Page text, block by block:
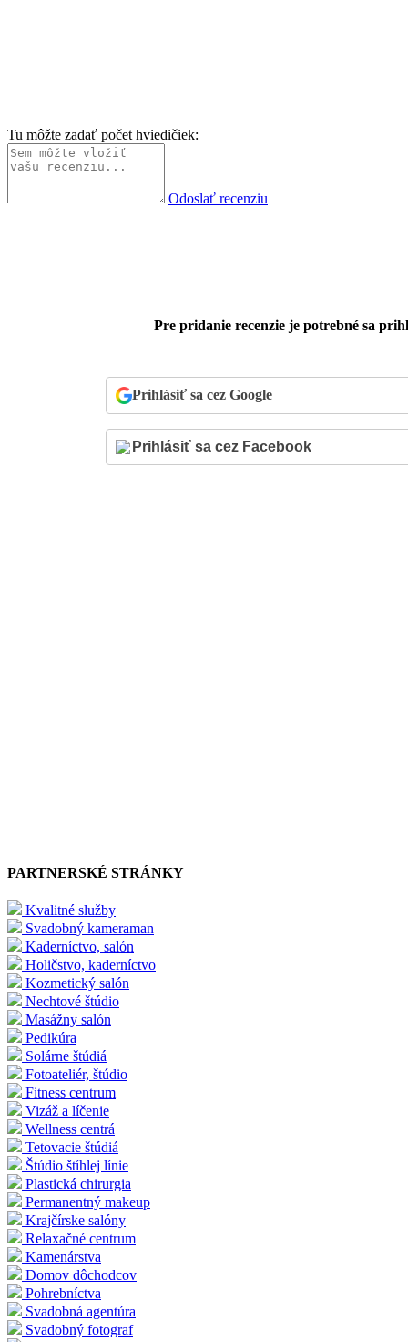
Tu môžte zadať počet hviedičiek:
Odoslať recenziu
Pre pridanie recenzie je potrebné sa
Prihlásiť sa cez Google
PARTNERSKÉ STRÁNKY
Kvalitné služby
Svadobný kameraman
Kaderníctvo, salón
Holičstvo, kaderníctvo
Kozmetický salón
Nechtové štúdio
Masážny salón
Pedikúra
Solárne štúdiá
Fotoateliér, štúdio
Fitness centrum
Vizáž a líčenie
Wellness centrá
Tetovacie štúdiá
Štúdio štíhlej línie
Plastická chirurgia
Permanentný makeup
Krajčírske salóny
Relaxačné centrum
Kamenárstva
Domov dôchodcov
Pohrebníctva
Svadobná agentúra
Svadobný fotograf